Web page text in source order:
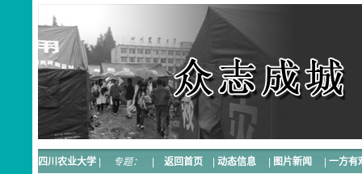
四川农业大学 专题： 返回首页 动态信息 图片新闻 一方有